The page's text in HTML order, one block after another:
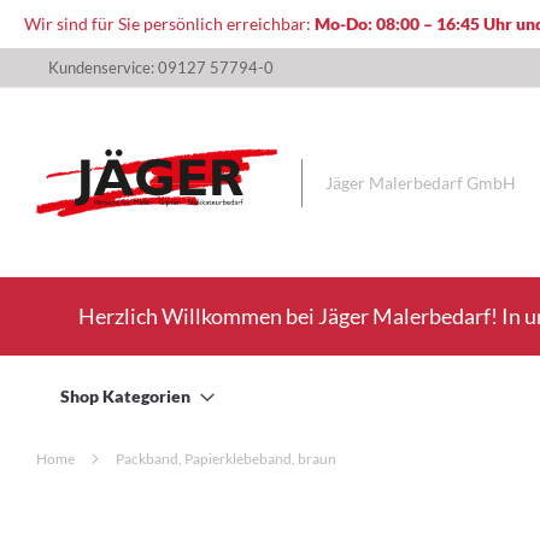
Wir sind für Sie persönlich erreichbar: Mo-Do: 08:00 – 16:45 Uhr
zum
Kundenservice: 09127 57794-0
Jäger Malerbedarf GmbH
Herzlich Willkommen bei Jäger Malerbedarf! In
Shop Kategorien
Home Packband, Papierklebeband, braun